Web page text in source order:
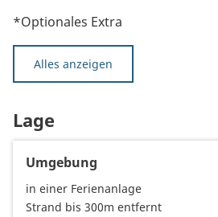
*Optionales Extra
Alles anzeigen
Lage
Umgebung
in einer Ferienanlage
Strand bis 300m entfernt